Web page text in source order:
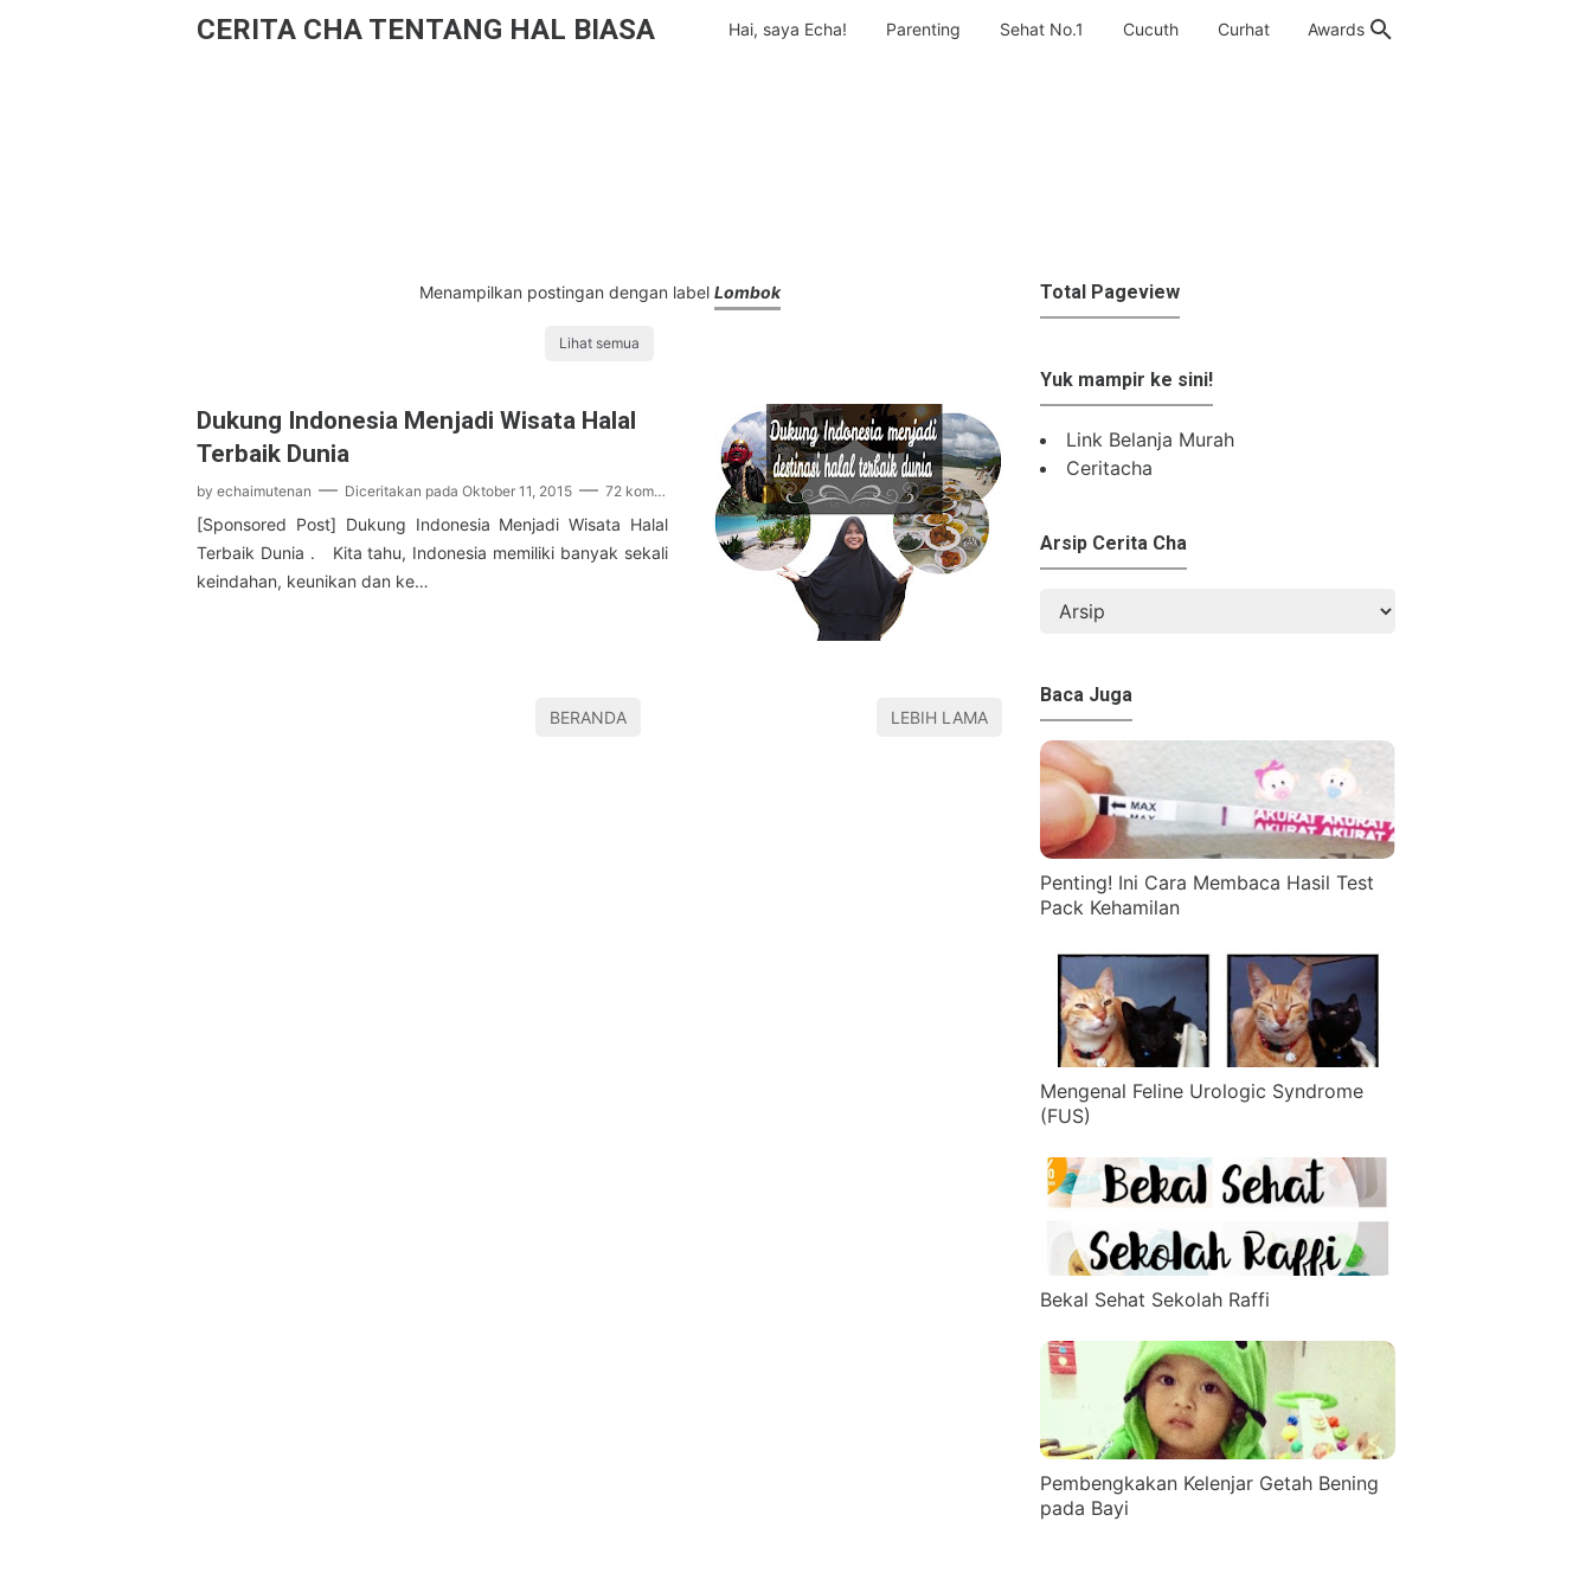
CERITA CHA TENTANG HAL BIASA Hai, saya Echa! Parenting Sehat No.1 Cucuth Curhat Awards
Menampilkan postingan dengan label Lombok
Lihat semua
Dukung Indonesia Menjadi Wisata Halal
Terbaik Dunia
by echaimutenan Diceritakan pada Oktober 11, 2015 72 komentar
[Sponsored Post] Dukung Indonesia Menjadi Wisata Halal
Terbaik Dunia . Kita tahu, Indonesia memiliki banyak sekali
keindahan, keunikan dan ke…
BERANDA LEBIH LAMA
Total Pageview
Yuk mampir ke sini!
Link Belanja Murah
Ceritacha
Arsip Cerita Cha
Baca Juga
Penting! Ini Cara Membaca Hasil Test
Pack Kehamilan
Mengenal Feline Urologic Syndrome
(FUS)
Bekal Sehat Sekolah Raffi
Pembengkakan Kelenjar Getah Bening
pada Bayi